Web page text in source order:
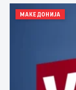
МАКЕДОНИЈА